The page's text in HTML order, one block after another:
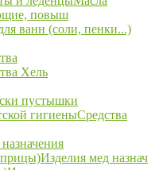
повыш
ванн (соли, пенки...)
Хель
пустышки
гигиеныСредства
Изделия мед назнач